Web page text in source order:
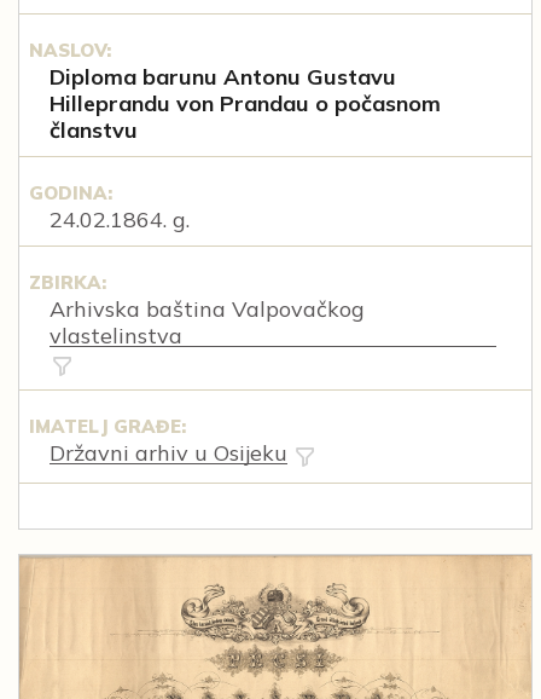
NASLOV:
Diploma barunu Antonu Gustavu
Hilleprandu von Prandau o počasnom
članstvu
GODINA:
24.02.1864. g.
ZBIRKA:
Arhivska baština Valpovačkog
vlastelinstva
IMATELJ GRAĐE:
Državni arhiv u Osijeku